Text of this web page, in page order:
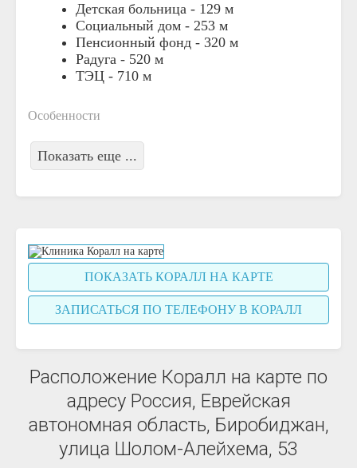
Детская больница - 129 м
Социальный дом - 253 м
Пенсионный фонд - 320 м
Радуга - 520 м
ТЭЦ - 710 м
Особенности
Показать еще ...
ПОКАЗАТЬ КОРАЛЛ НА КАРТЕ
ЗАПИСАТЬСЯ ПО ТЕЛЕФОНУ В КОРАЛЛ
Расположение Коралл на карте по
адресу Россия, Еврейская
автономная область, Биробиджан,
улица Шолом-Алейхема, 53